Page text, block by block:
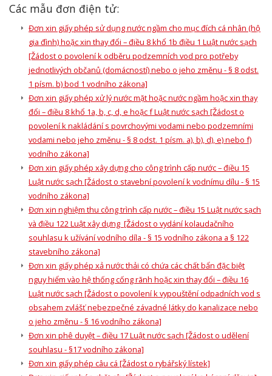
Các mẫu đơn điện tử:
Đơn xin giấy phép sử dụng nước ngầm cho mục đích cá nhân (hộ
gia đình) hoặc xin thay đổi – điều 8 khổ 1b điều 1 Luật nước sạch
[Žádost o povolení k odběru podzemních vod pro potřeby
jednotlivých občanů (domácností) nebo o jeho změnu - § 8 odst.
1 písm. b) bod 1 vodního zákona]
Đơn xin giấy phép xử lý nước mặt hoặc nước ngầm hoặc xin thay
đổi – điều 8 khổ 1a, b, c, d, e hoặc f Luật nước sạch [Žádost o
povolení k nakládání s povrchovými vodami nebo podzemními
vodami nebo jeho změnu - § 8 odst. 1 písm. a), b), d), e) nebo f)
vodního zákona]
Đơn xin giấy phép xây dựng cho công trình cấp nước – điều 15
Luật nước sạch [Žádost o stavební povolení k vodnímu dílu - § 15
vodního zákona]
Đơn xin nghiệm thu công trình cấp nước – điều 15 Luật nước sạch
và điều 122 Luật xây dựng [Žádost o vydání kolaudačního
souhlasu k užívání vodního díla - § 15 vodního zákona a § 122
stavebního zákona]
Đơn xin giấy phép xả nước thải có chứa các chất bẩn đặc biệt
nguy hiểm vào hệ thống cống rãnh hoặc xin thay đổi – điều 16
Luật nước sạch [Žádost o povolení k vypouštění odpadních vod s
obsahem zvlášť nebezpečné závadné látky do kanalizace nebo
o jeho změnu - § 16 vodního zákona]
Đơn xin phê duyệt – điều 17 Luật nước sạch [Žádost o udělení
souhlasu - §17 vodního zákona]
Đơn xin giấy phép câu cá [Žádost o rybářský lístek]